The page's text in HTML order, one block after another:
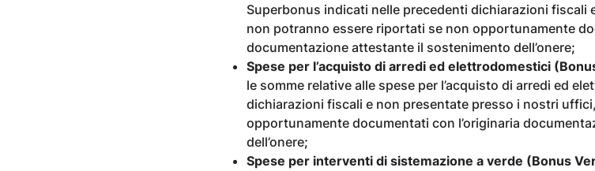
Superbonus indicati nelle precedenti dichiarazioni
non potranno essere riportati se non opportunamente
documentazione attestante il sostenimento dell’onere;
Spese per l’acquisto di arredi ed elettrodomestici
le somme relative alle spese per l’acquisto di arredi ed
dichiarazioni fiscali e non presentate presso i nostri
opportunamente documentati con l’originaria
dell’onere;
Spese per interventi di sistemazione a verde (Bonus